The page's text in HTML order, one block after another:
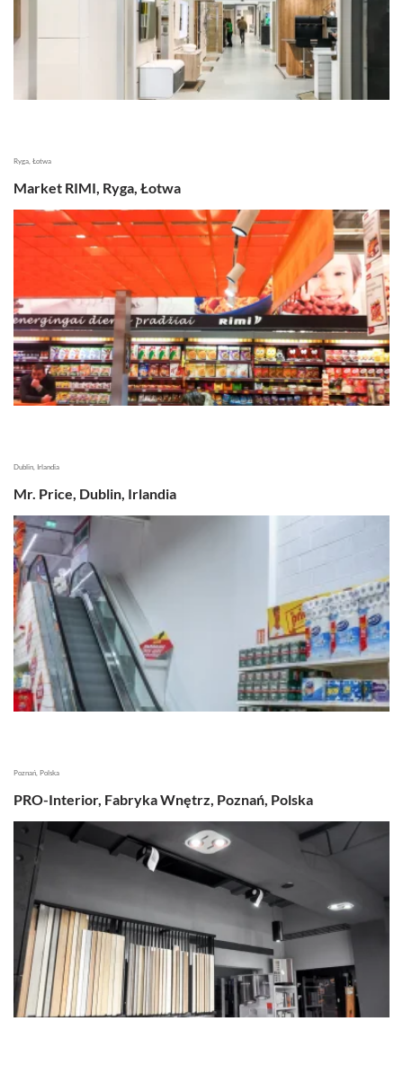
Ryga, Łotwa
Market RIMI, Ryga, Łotwa
Dublin, Irlandia
Mr. Price, Dublin, Irlandia
Poznań, Polska
PRO-Interior, Fabryka Wnętrz, Poznań, Polska